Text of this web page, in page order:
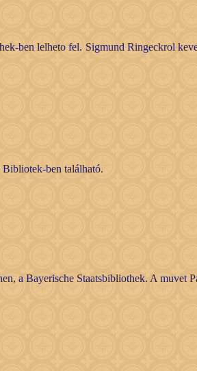
ben lelheto fel. Sigmund Ringeckrol
ben található.
a Bayerische Staatsbibliothek. A